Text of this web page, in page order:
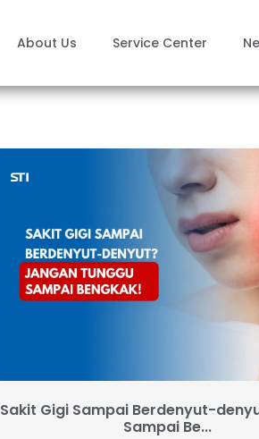
About Us Service Center
Sakit Gigi Sampai Berdenyut-
Sampai Be...